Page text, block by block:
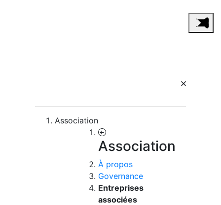
Association
Association
À propos
Governance
Entreprises
associées